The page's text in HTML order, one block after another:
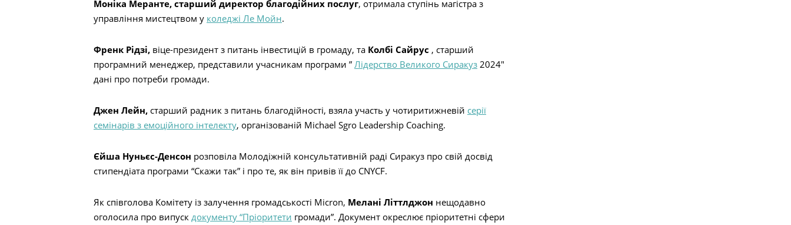
Моніка Меранте, старший директор благодійних послуг, отримала ступінь магістра з
управління мистецтвом у коледжі Ле Мойн.
Френк Рідзі, віце-президент з питань інвестицій в громаду, та Колбі Сайрус , старший
програмний менеджер, представили учасникам програми ” Лідерство Великого Сиракуз 2024″
дані про потреби громади.
Джен Лейн, старший радник з питань благодійності, взяла участь у чотиритижневій серії
семінарів з емоційного інтелекту, організованій Michael Sgro Leadership Coaching.
Єйша Нуньєс-Денсон розповіла Молодіжній консультативній раді Сиракуз про свій досвід
стипендіата програми “Скажи так” і про те, як він привів її до CNYCF.
Як співголова Комітету із залучення громадськості Micron, Мелані Літтлджон нещодавно
оголосила про випуск документу “Пріоритети громади”. Документ окреслює пріоритетні сфери